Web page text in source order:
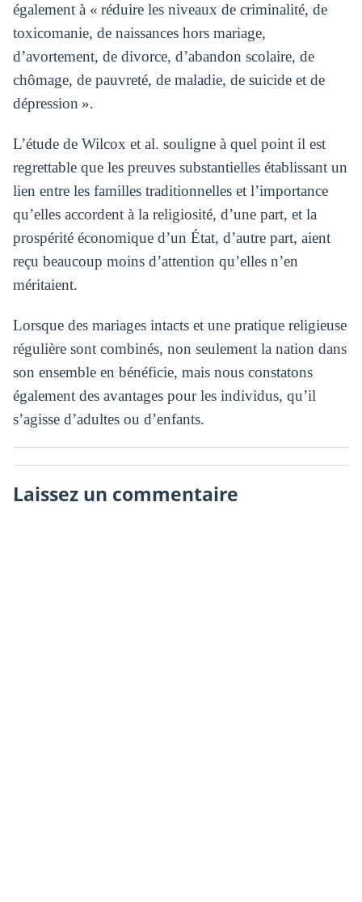
également à « réduire les niveaux de criminalité, de
toxicomanie, de naissances hors mariage,
d’avortement, de divorce, d’abandon scolaire, de
chômage, de pauvreté, de maladie, de suicide et de
dépression ».
L’étude de Wilcox et al. souligne à quel point il est
regrettable que les preuves substantielles établissant un
lien entre les familles traditionnelles et l’importance
qu’elles accordent à la religiosité, d’une part, et la
prospérité économique d’un État, d’autre part, aient
reçu beaucoup moins d’attention qu’elles n’en
méritaient.
Lorsque des mariages intacts et une pratique religieuse
régulière sont combinés, non seulement la nation dans
son ensemble en bénéficie, mais nous constatons
également des avantages pour les individus, qu’il
s’agisse d’adultes ou d’enfants.
Laissez un commentaire